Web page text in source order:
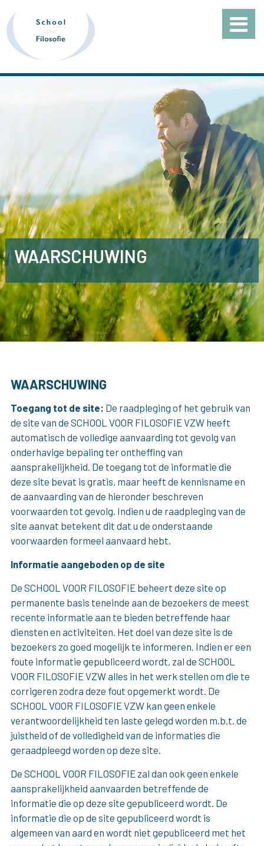
WAARSCHUWING
WAARSCHUWING
Toegang tot de site: De raadpleging of het gebruik van
de site van de SCHOOL VOOR FILOSOFIE VZW heeft
automatisch de volledige aanvaarding tot gevolg van
onderhavige bepaling ter ontheffing van
aansprakelijkheid. De toegang tot de informatie die
deze site bevat is gratis, maar heeft de kennisname en
de aanvaarding van de hieronder beschreven
voorwaarden tot gevolg. Indien u de raadpleging van de
site aanvat betekent dit dat u de onderstaande
voorwaarden formeel aanvaard hebt.
Informatie aangeboden op de site
De SCHOOL VOOR FILOSOFIE beheert deze site op
permanente basis teneinde aan de bezoekers de meest
recente informatie aan te bieden betreffende haar
diensten en activiteiten. Het doel van deze site is de
bezoekers zo goed mogelijk te informeren. Indien er een
foute informatie gepubliceerd wordt, zal de SCHOOL
VOOR FILOSOFIE VZW alles in het werk stellen om die te
corrigeren zodra deze fout opgemerkt wordt. De
SCHOOL VOOR FILOSOFIE VZW kan geen enkele
verantwoordelijkheid ten laste gelegd worden m.b.t. de
juistheid of de volledigheid van de informaties die
geraadpleegd worden op deze site.
De SCHOOL VOOR FILOSOFIE zal dan ook geen enkele
aansprakelijkheid aanvaarden betreffende de
informatie die op deze site gepubliceerd wordt. De
informatie die op de site gepubliceerd wordt is
algemeen van aard en wordt niet gepubliceerd met het